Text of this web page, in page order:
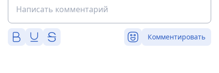
Комментировать